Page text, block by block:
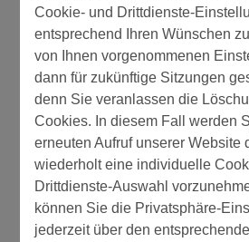
einzA mineralit
Cookie- und Drittdienste-
entsprechend Ihren Wünschen
von Ihnen vorgenommenen
dann für zukünftige Sitzungen
denn Sie veranlassen die
Cookies. In diesem Fall werden
erneuten Aufruf unserer Website
wiederholt eine individuelle
Drittdienste-Auswahl
können Sie die Privatsphäre-
jederzeit über den